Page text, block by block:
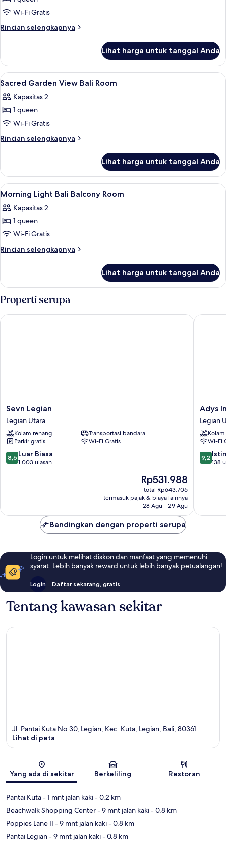
Secret
Tropical
Room
Wi-Fi Gratis
Rincian selengkapnya
Rincian
Secret
Tropical
Balcony
Room
Lihat harga untuk tanggal Anda
Lihat
semua
foto
untuk
Sacred
Garden
Room
Brankas, ruang kerja ramah laptop,
17
Sacred Garden View Bali Room
Kapasitas 2
1 queen
Wi-Fi Gratis
Rincian selengkapnya
Rincian
Sacred
Garden
View
Room
Lihat harga untuk tanggal Anda
Lihat
semua
foto
untuk
Morning
Light
Room
Brankas, ruang kerja ramah laptop,
17
Morning Light Bali Balcony Room
Kapasitas 2
1 queen
Wi-Fi Gratis
Rincian selengkapnya
Rincian
Morning
Light
Bali
Balcony
Room
Lihat harga untuk tanggal Anda
Properti serupa
Sevn
Legian
Legian
Utara
Sevn Legian
Legian Utara
Kolam renang
Transportasi bandara
Parkir gratis
Wi-Fi Gratis
8.6
dari
8,6 Luar Biasa
1.003 ulasan
Harga
sekarang
Rp531.988
Rp531.988
total Rp643.706
termasuk pajak & biaya lainnya
28 Agu - 29 Agu
Sevn Legian
Adys
Inn
Legian
Utara
Adys
Legian
Wi-Fi
9.2
dari
9,2
138
Adys Inn
Bandingkan dengan properti serupa
Login untuk melihat diskon dan manfaat yang memenuhi
syarat. Lebih banyak reward untuk lebih banyak petualangan!
Login Daftar sekarang, gratis
Tentang kawasan sekitar
Peta
Jl. Pantai Kuta No.30, Legian, Kec. Kuta, Legian, Bali, 80361
Lihat di peta
Yang ada di sekitar Berkeliling Restoran
Pantai Kuta- 1 mnt jalan kaki- 0.2 km
Beachwalk Shopping Center- 9 mnt jalan kaki- 0.8 km
Poppies Lane II - 9 mnt jalan kaki- 0.8 km
Pantai Legian- 9 mnt jalan kaki- 0.8 km